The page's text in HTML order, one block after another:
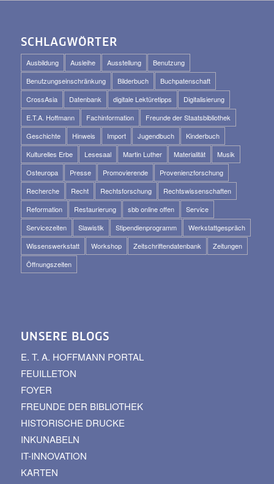
SCHLAGWÖRTER
Ausbildung Ausleihe Ausstellung
Benutzung
Benutzungseinschränkung
Bilderbuch
Buchpatenschaft
CrossAsia
Datenbank digitale Lektüretipps
Digitalisierung
E.T.A. Hoffmann
Fachinformation
Freunde der Staatsbibliothek
Geschichte
Hinweis Import Jugendbuch
Kinderbuch
Kulturelles Erbe
Lesesaal Martin Luther Materialität
Musik
Osteuropa
Presse Promovierende
Provenienzforschung
Recherche
Recht Rechtsforschung
Rechtswissenschaften
Reformation
Restaurierung sbb online offen
Service
Servicezeiten
Slawistik Stipendienprogramm
Werkstattgespräch
Wissenswerkstatt
Workshop Zeitschriftendatenbank
Zeitungen
Öffnungszeiten
UNSERE BLOGS
E. T. A. HOFFMANN PORTAL
FEUILLETON
FOYER
FREUNDE DER BIBLIOTHEK
HISTORISCHE DRUCKE
INKUNABELN
IT-INNOVATION
KARTEN